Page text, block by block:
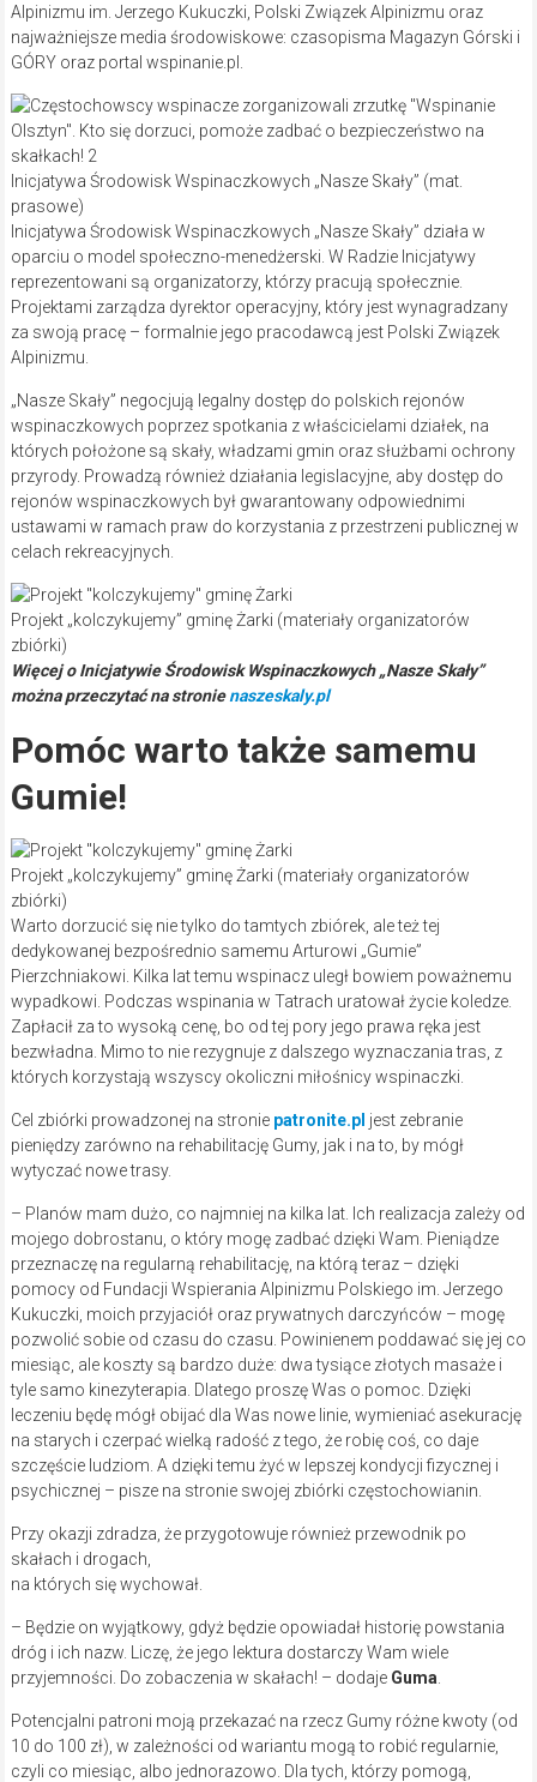
Alpinizmu im. Jerzego Kukuczki, Polski Związek Alpinizmu oraz
najważniejsze media środowiskowe: czasopisma Magazyn Górski i
GÓRY oraz portal wspinanie.pl.
Inicjatywa Środowisk Wspinaczkowych „Nasze Skały” (mat.
prasowe)
Inicjatywa Środowisk Wspinaczkowych „Nasze Skały” działa w
oparciu o model społeczno-menedżerski. W Radzie Inicjatywy
reprezentowani są organizatorzy, którzy pracują społecznie.
Projektami zarządza dyrektor operacyjny, który jest wynagradzany
za swoją pracę – formalnie jego pracodawcą jest Polski Związek
Alpinizmu.
„Nasze Skały” negocjują legalny dostęp do polskich rejonów
wspinaczkowych poprzez spotkania z właścicielami działek, na
których położone są skały, władzami gmin oraz służbami ochrony
przyrody. Prowadzą również działania legislacyjne, aby dostęp do
rejonów wspinaczkowych był gwarantowany odpowiednimi
ustawami w ramach praw do korzystania z przestrzeni publicznej w
celach rekreacyjnych.
Projekt „kolczykujemy” gminę Żarki (materiały organizatorów
zbiórki)
Więcej o Inicjatywie Środowisk Wspinaczkowych „Nasze Skały”
można przeczytać na stronienaszeskaly.pl
Pomóc warto także samemu
Gumie!
Projekt „kolczykujemy” gminę Żarki (materiały organizatorów
zbiórki)
Warto dorzucić się nie tylko do tamtych zbiórek, ale też tej
dedykowanej bezpośrednio samemu Arturowi „Gumie”
Pierzchniakowi. Kilka lat temu wspinacz uległ bowiem poważnemu
wypadkowi. Podczas wspinania w Tatrach uratował życie koledze.
Zapłacił za to wysoką cenę, bo od tej pory jego prawa ręka jest
bezwładna. Mimo to nie rezygnuje z dalszego wyznaczania tras, z
których korzystają wszyscy okoliczni miłośnicy wspinaczki.
Cel zbiórki prowadzonej na stronie patronite.pl jest zebranie
pieniędzy zarówno na rehabilitację Gumy, jak i na to, by mógł
wytyczać nowe trasy.
– Planów mam dużo, co najmniej na kilka lat. Ich realizacja zależy od
mojego dobrostanu, o który mogę zadbać dzięki Wam. Pieniądze
przeznaczę na regularną rehabilitację, na którą teraz – dzięki
pomocy od Fundacji Wspierania Alpinizmu Polskiego im. Jerzego
Kukuczki, moich przyjaciół oraz prywatnych darczyńców – mogę
pozwolić sobie od czasu do czasu. Powinienem poddawać się jej co
miesiąc, ale koszty są bardzo duże: dwa tysiące złotych masaże i
tyle samo kinezyterapia. Dlatego proszę Was o pomoc. Dzięki
leczeniu będę mógł obijać dla Was nowe linie, wymieniać asekurację
na starych i czerpać wielką radość z tego, że robię coś, co daje
szczęście ludziom. A dzięki temu żyć w lepszej kondycji fizycznej i
psychicznej – pisze na stronie swojej zbiórki częstochowianin.
Przy okazji zdradza, że przygotowuje również przewodnik po
skałach i drogach,
na których się wychował.
– Będzie on wyjątkowy, gdyż będzie opowiadał historię powstania
dróg i ich nazw. Liczę, że jego lektura dostarczy Wam wiele
przyjemności. Do zobaczenia w skałach! – dodaje Guma
Potencjalni patroni moją przekazać na rzecz Gumy różne kwoty (od
10 do 100 zł), w zależności od wariantu mogą to robić regularnie,
czyli co miesiąc, albo jednorazowo. Dla tych, którzy pomogą,